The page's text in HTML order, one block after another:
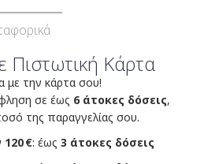
Πιστωτική Κάρτα
με την κάρτα σου!
σε έως 6 άτοκες δόσεις,
της παραγγελίας σου.
€: έως 3 άτοκες δόσεις